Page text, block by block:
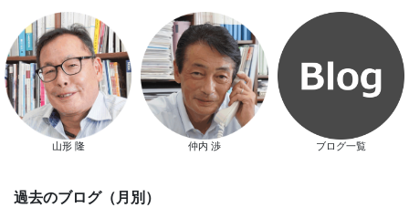
新春特別キャンペーン
山形 隆 仲内 渉 ブログ一覧